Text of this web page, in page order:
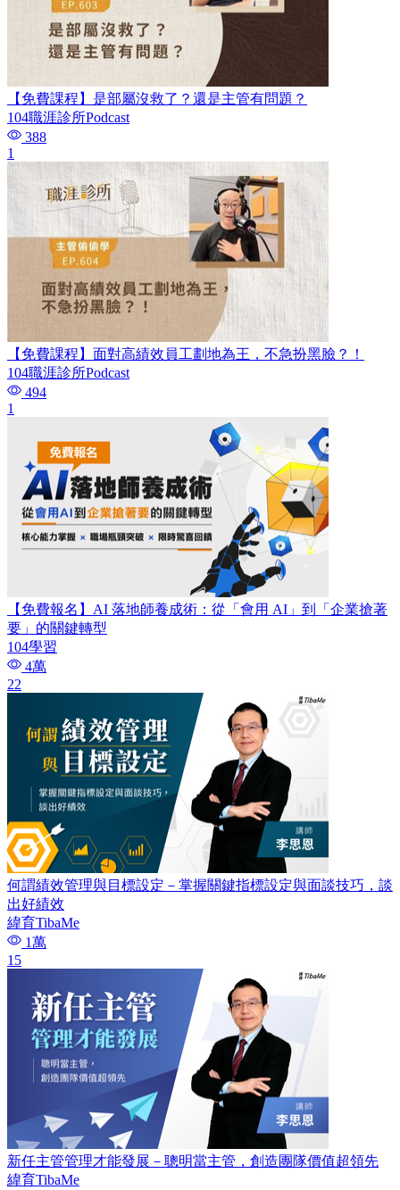
【免費課程】是部屬沒救了？還是主管有問題？
104職涯診所Podcast
388
1
【免費課程】面對高績效員工劃地為王，不急扮黑臉？！
104職涯診所Podcast
494
1
【免費報名】AI 落地師養成術：​從「會用 AI」到「企業搶著
要」的關鍵轉型
104學習
4萬
22
何謂績效管理與目標設定－掌握關鍵指標設定與面談技巧，談
出好績效
緯育TibaMe
1萬
15
新任主管管理才能發展－聰明當主管，創造團隊價值超領先
緯育TibaMe